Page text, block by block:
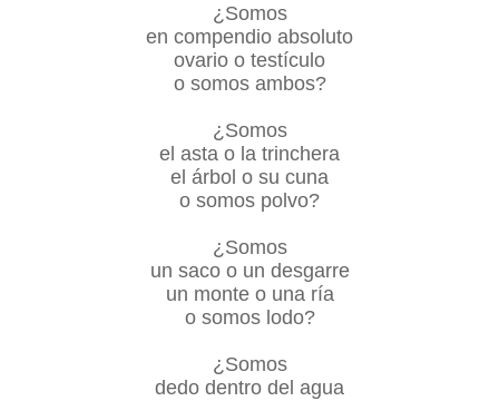
¿Somos
en compendio absoluto
ovario o testículo
o somos ambos?
¿Somos
el asta o la trinchera
el árbol o su cuna
o somos polvo?
¿Somos
un saco o un desgarre
un monte o una ría
o somos lodo?
¿Somos
dedo dentro del agua